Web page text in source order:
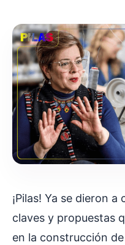
¡Pilas! Ya se dieron
claves y propuestas
en la construcción